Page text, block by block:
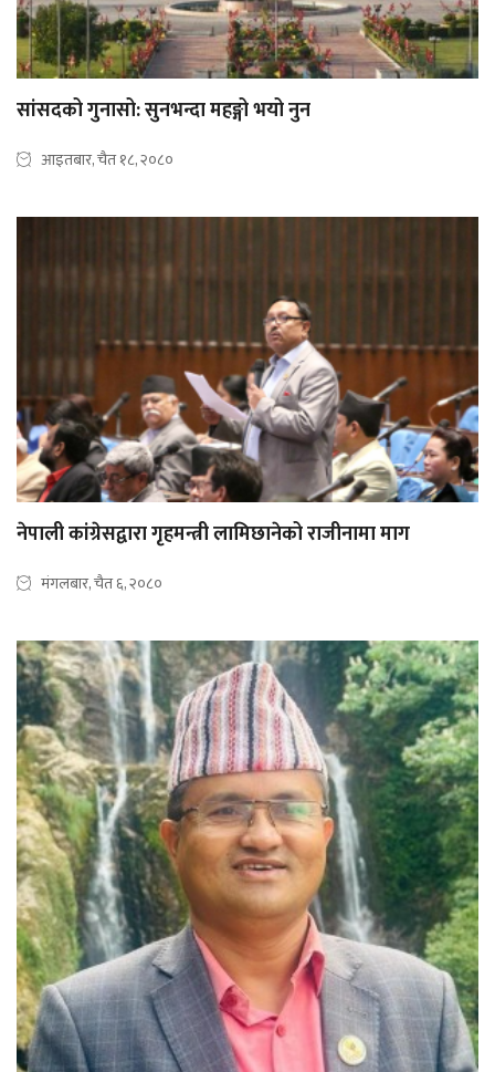
सांसदको गुनासो: सुनभन्दा महङ्गो भयो नुन
आइतबार, चैत १८, २०८०
नेपाली कांग्रेसद्वारा गृहमन्त्री लामिछानेको राजीनामा माग
मंगलबार, चैत ६, २०८०